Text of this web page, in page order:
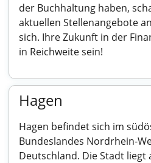
der Buchhaltung haben,
aktuellen Stellenangebote
sich. Ihre Zukunft in der
in Reichweite sein!
Hagen
Hagen befindet sich im
Bundeslandes Nordrhein-
Deutschland. Die Stadt liegt